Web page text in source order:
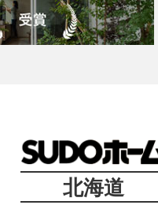
北海道